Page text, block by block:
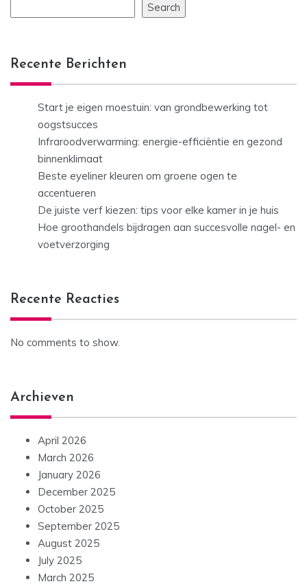
Search
Recente Berichten
Start je eigen moestuin: van grondbewerking tot
oogstsucces
Infraroodverwarming: energie-efficiëntie en gezond
binnenklimaat
Beste eyeliner kleuren om groene ogen te
accentueren
De juiste verf kiezen: tips voor elke kamer in je huis
Hoe groothandels bijdragen aan succesvolle nagel- en
voetverzorging
Recente Reacties
No comments to show.
Archieven
April 2026
March 2026
January 2026
December 2025
October 2025
September 2025
August 2025
July 2025
March 2025